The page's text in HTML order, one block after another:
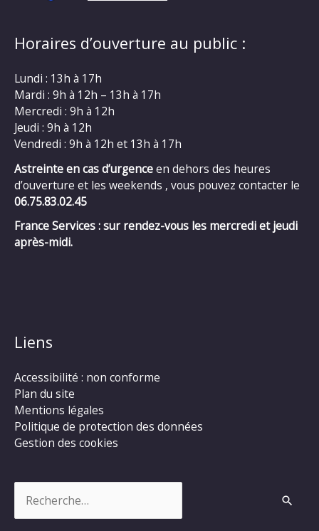
Horaires d’ouverture au public :
Lundi : 13h à 17h
Mardi : 9h à 12h – 13h à 17h
Mercredi : 9h à 12h
Jeudi : 9h à 12h
Vendredi : 9h à 12h et 13h à 17h
Astreinte en cas d’urgenceen dehors des heures
d’ouverture et les weekends , vous pouvez contacter le
06.75.83.02.45
France Services : sur rendez-vous les mercredi et jeudi
après-midi.
Liens
Accessibilité : non conforme
Plan du site
Mentions légales
Politique de protection des données
Gestion des cookies